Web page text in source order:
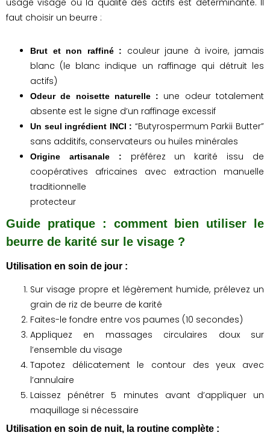
faut choisir un beurre :
Brut et non raffiné :
couleur jaune à ivoire, jamais
blanc (le blanc indique un raffinage qui détruit les
actifs)
Odeur de noisette naturelle :
une odeur totalement
absente est le signe d’un raffinage excessif
Un seul ingrédient INCI : “Butyrospermum Parkii Butter”
sans additifs, conservateurs ou huiles minérales
Origine artisanale :
préférez un karité issu de
coopératives africaines avec extraction manuelle
traditionnelle
protecteur
Guide pratique : comment bien utiliser le
beurre de karité sur le visage ?
Utilisation en soin de jour :
Sur visage propre et légèrement humide, prélevez un
grain de riz de beurre de karité
Faites-le fondre entre vos paumes (10 secondes)
Appliquez en massages circulaires doux sur
l’ensemble du visage
Tapotez délicatement le contour des yeux avec
l’annulaire
Laissez pénétrer 5 minutes avant d’appliquer un
maquillage si nécessaire
Utilisation en soin de nuit, la routine complète :